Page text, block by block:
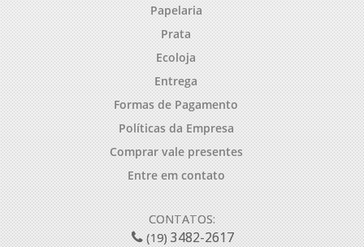
Papelaria
Prata
Ecoloja
Entrega
Formas de Pagamento
Políticas da Empresa
Comprar vale presentes
Entre em contato
CONTATOS:
(19)3482-2617